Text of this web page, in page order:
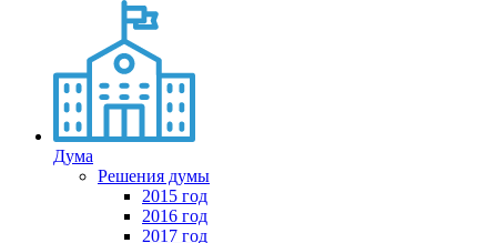
Дума
Решения думы
2015 год
2016 год
2017 год